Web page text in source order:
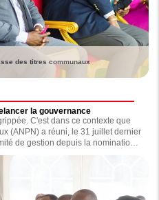
des titres communaux
la gouvernance
C'est dans ce contexte que
(ANPN) a réuni, le 31 juillet dernier
de gestion depuis la nomination
2023. Au-delà de l'examen des
marche les instances dirigeantes
de l'impasse dans laquelle elle